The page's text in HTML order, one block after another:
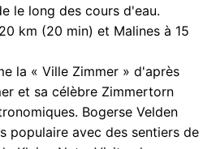
le long des cours d'eau.
km (20 min) et Malines à 15
la « Ville Zimmer » d'après
et sa célèbre Zimmertorn
Bogerse Velden
populaire avec des sentiers de